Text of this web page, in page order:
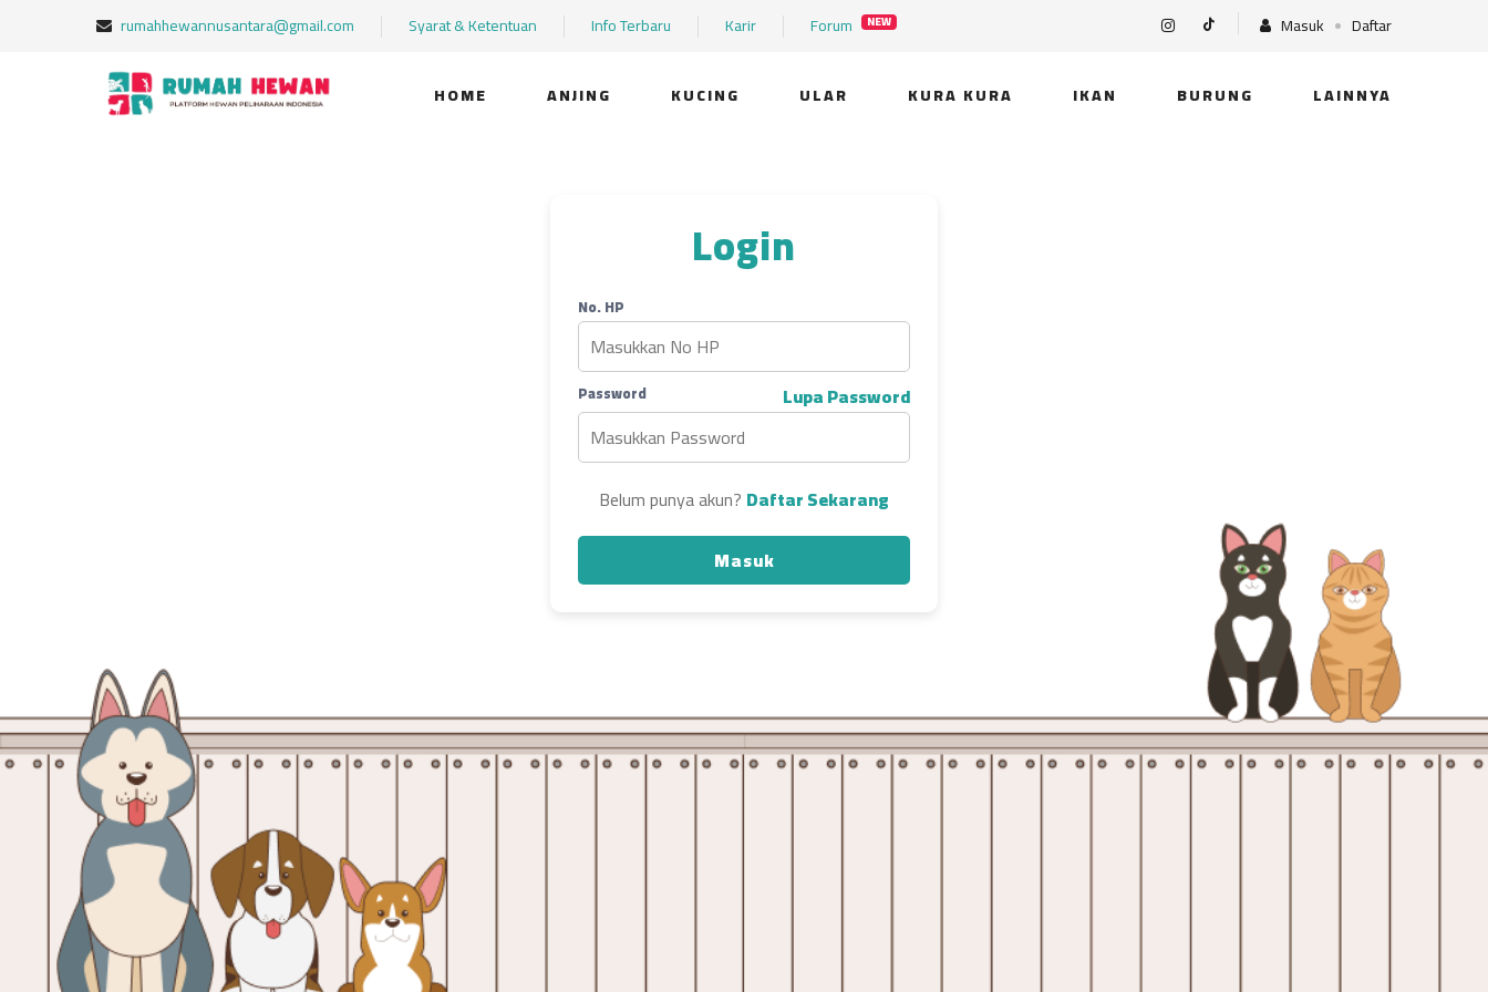
rumahhewannusantara@gmail.com Syarat & Ketentuan Info Terbaru Karir Forum NEW Masuk Daftar
HOME ANJING KUCING ULAR KURA KURA IKAN BURUNG LAINNYA
Login
No. HP
Password Lupa Password
Belum punya akun? Daftar Sekarang
Masuk